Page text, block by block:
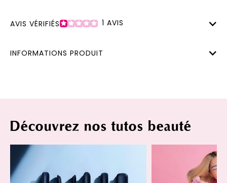
AVIS VÉRIFIÉS 1 AVIS
INFORMATIONS PRODUIT
Découvrez nos tutos beauté